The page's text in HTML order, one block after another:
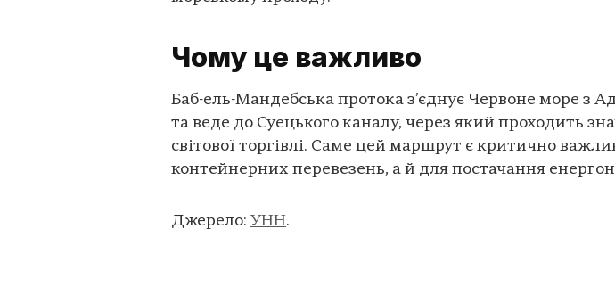
Чому це важливо
Баб-ель-Мандебська протока з’єднує Червоне море з
та веде до Суецького каналу, через який проходить
світової торгівлі. Саме цей маршрут є критично
контейнерних перевезень, а й для постачання
Джерело: УНН.